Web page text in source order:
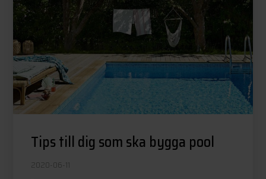
Tips till dig som ska bygga pool
2020-06-11